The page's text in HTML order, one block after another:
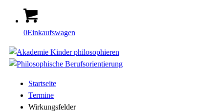
0Einkaufswagen
Startseite
Termine
Wirkungsfelder